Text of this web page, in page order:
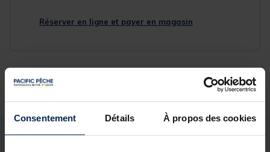
Consentement Détails À propos des cookies
Réserver en ligne et payer en magasin
Retour gratuit, 1 mois pour changer d’avis